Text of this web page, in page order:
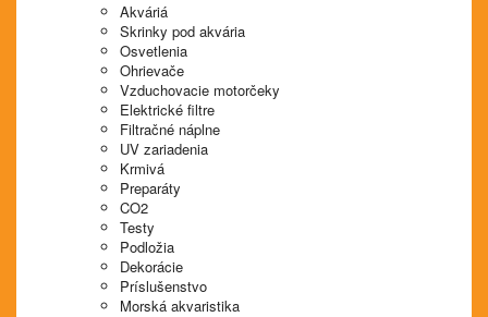
Akváriá
Skrinky pod akvária
Osvetlenia
Ohrievače
Vzduchovacie motorčeky
Elektrické filtre
Filtračné náplne
UV zariadenia
Krmivá
Preparáty
CO2
Testy
Podložia
Dekorácie
Príslušenstvo
Morská akvaristika